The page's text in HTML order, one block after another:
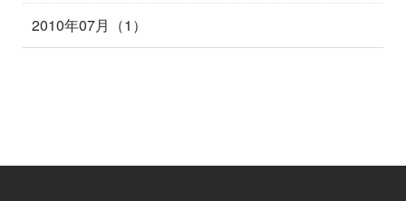
2010年07月（1）